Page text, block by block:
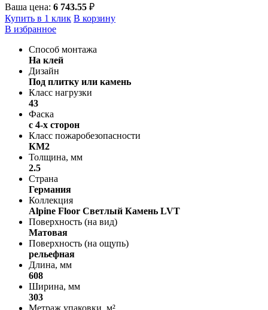
Ваша цена: 6 743.55 ₽
Купить в 1 клик В корзину
В избранное
Способ монтажа
На клей
Дизайн
Под плитку или камень
Класс нагрузки
43
Фаска
с 4-х сторон
Класс пожаробезопасности
КМ2
Толщина, мм
2.5
Страна
Германия
Коллекция
Alpine Floor Светлый Камень LVT
Поверхность (на вид)
Матовая
Поверхность (на ощупь)
рельефная
Длина, мм
608
Ширина, мм
303
Метраж упаковки, м²